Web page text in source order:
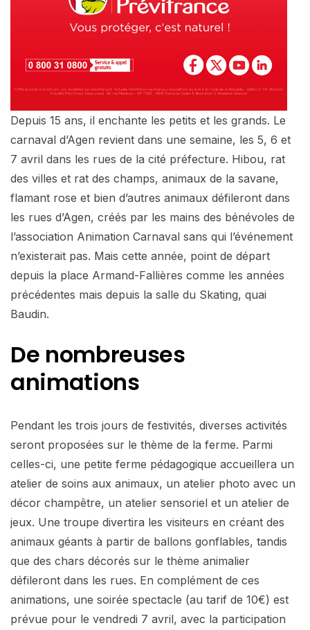
Depuis 15 ans, il enchante les petits et les grands. Le
carnaval d’Agen revient dans une semaine, les 5, 6 et
7 avril dans les rues de la cité préfecture. Hibou, rat
des villes et rat des champs, animaux de la savane,
flamant rose et bien d’autres animaux défileront dans
les rues d’Agen, créés par les mains des bénévoles de
l’association Animation Carnaval sans qui l’événement
n’existerait pas. Mais cette année, point de départ
depuis la place Armand-Fallières comme les années
précédentes mais depuis la salle du Skating, quai
Baudin.
De nombreuses
animations
Pendant les trois jours de festivités, diverses activités
seront proposées sur le thème de la ferme. Parmi
celles-ci, une petite ferme pédagogique accueillera un
atelier de soins aux animaux, un atelier photo avec un
décor champêtre, un atelier sensoriel et un atelier de
jeux. Une troupe divertira les visiteurs en créant des
animaux géants à partir de ballons gonflables, tandis
que des chars décorés sur le thème animalier
défileront dans les rues. En complément de ces
animations, une soirée spectacle (au tarif de 10€) est
prévue pour le vendredi 7 avril, avec la participation